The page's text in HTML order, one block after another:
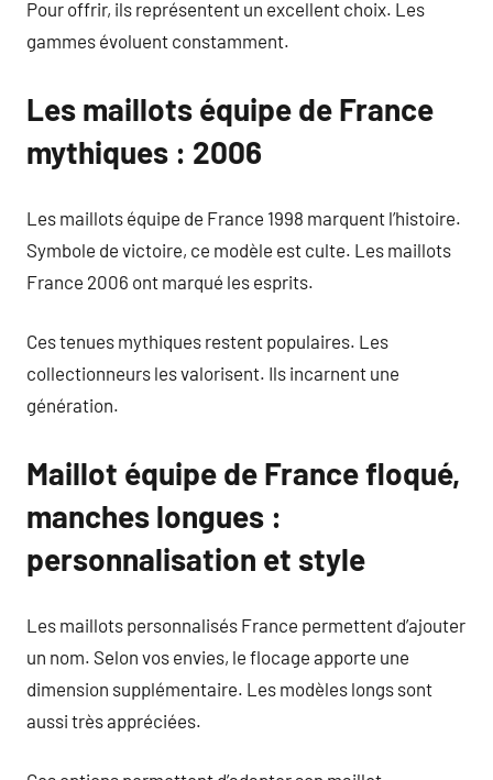
Pour offrir, ils représentent un excellent choix. Les
gammes évoluent constamment.
Les maillots équipe de France
mythiques : 2006
Les maillots équipe de France 1998 marquent l’histoire.
Symbole de victoire, ce modèle est culte. Les maillots
France 2006 ont marqué les esprits.
Ces tenues mythiques restent populaires. Les
collectionneurs les valorisent. Ils incarnent une
génération.
Maillot équipe de France floqué,
manches longues :
personnalisation et style
Les maillots personnalisés France permettent d’ajouter
un nom. Selon vos envies, le flocage apporte une
dimension supplémentaire. Les modèles longs sont
aussi très appréciées.